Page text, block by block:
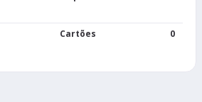
Cartões 0